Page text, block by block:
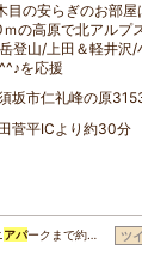
目の安らぎのお部
の高原で北アルプ
登山/上田＆軽井沢/
を応援
坂市仁礼峰の原
菅平ICより約30分
アパークまで約… ツ